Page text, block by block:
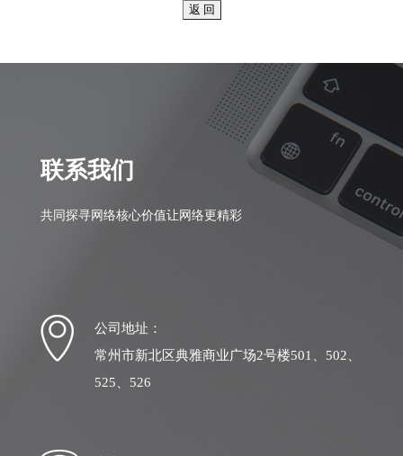
联系我们
共同探寻网络核心价值让网络更精彩
公司地址：
常州市新北区典雅商业广场2号楼501、502、
525、526